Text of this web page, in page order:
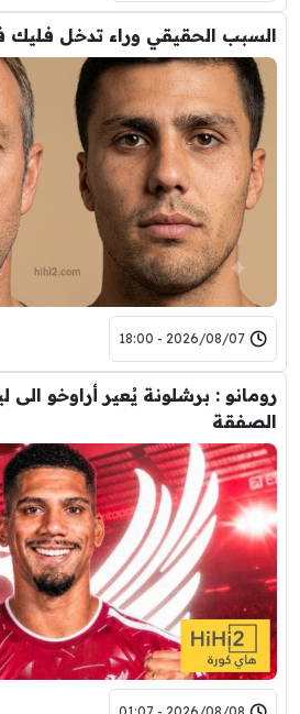
السبب الحقيقي وراء تدخل
2026/08/07 - 18:00
رومانو : برشلونة يُعير أراوخو
الصفقة